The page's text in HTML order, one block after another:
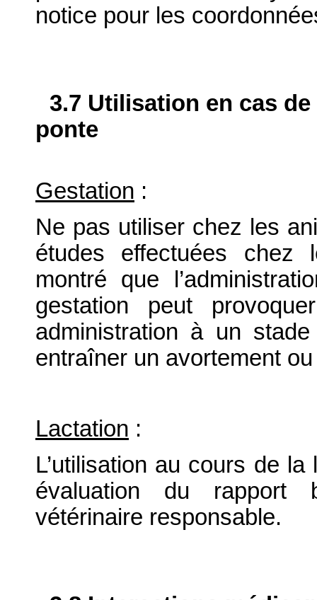
notice pour les
3.7 Utilisation en cas
ponte
Gestation :
Ne pas utiliser chez les
études effectuées chez
montré que
gestation peut
administration à un
entraîner un avortement
Lactation :
L’utilisation au cours de
évaluation du rapport
vétérinaire responsable.